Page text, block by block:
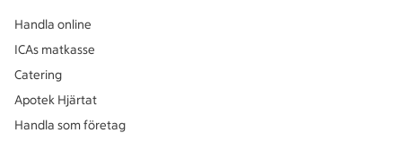
Handla online
ICAs matkasse
Catering
Apotek Hjärtat
Handla som företag